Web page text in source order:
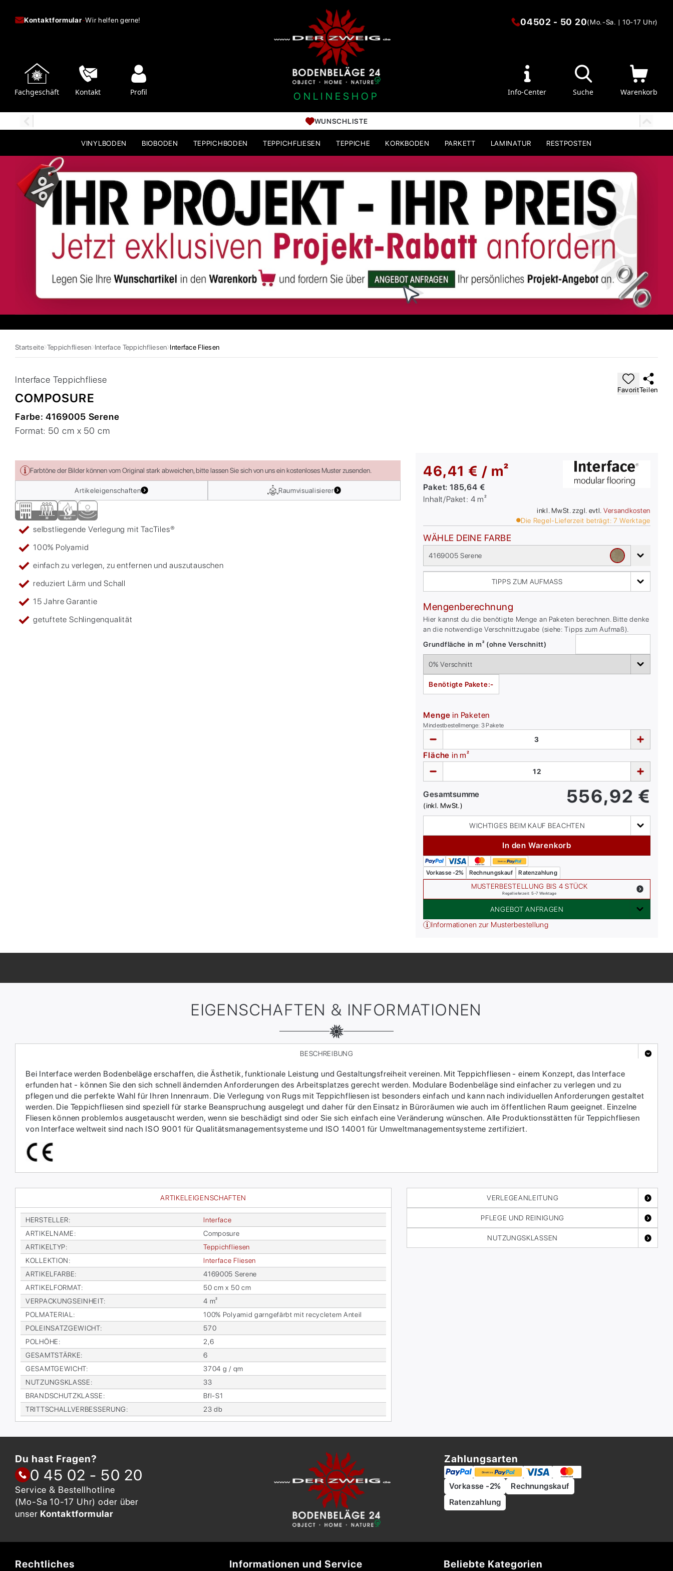
Kontaktformular-Wir helfen gerne!
Fachgeschäft Kontakt Profil ONLINESHOP
04502 - 50 20(Mo.-Sa. | 10-17 Uhr)
Info-Center Suche Warenkorb
WUNSCHLISTE
VINYLBODEN BIOBODEN TEPPICHBODEN TEPPICHFLIESEN TEPPICHE KORKBODEN PARKETT LAMINATUR RESTPOSTEN
Startseite Teppichfliesen Interface Teppichfliesen Interface Fliesen
Interface Teppichfliese
COMPOSURE
Farbe:4169005 Serene
Format: 50 cm x 50 cm
FavoritTeilen
Farbtöne der Bilder können vom Original stark abweichen, bitte lassen Sie sich von uns ein kostenloses Muster zusenden.
Artikeleigenschaften Raumvisualisierer
selbstliegende Verlegung mit TacTiles®
100% Polyamid
einfach zu verlegen, zu entfernen und auszutauschen
reduziert Lärm und Schall
15 Jahre Garantie
getuftete Schlingenqualität
46,41 € / m²
Paket: 185,64 €
Inhalt/Paket: 4 m²
inkl. MwSt. zzgl. evtl. Versandkosten
Die Regel-Lieferzeit beträgt: 7 Werktage
WÄHLE DEINE FARBE
4169005 Serene
TIPPS ZUM AUFMASS
Mengenberechnung
Hier kannst du die benötigte Menge an Paketen berechnen. Bitte denke
an die notwendige Verschnittzugabe (siehe: Tipps zum Aufmaß).
Grundfläche in m² (ohne Verschnitt)
Benötigte Pakete:-
Menge in Paketen
Mindestbestellmenge: 3Pakete
Fläche in m²
Gesamtsumme
(inkl. MwSt.) 556,92 €
WICHTIGES BEIM KAUF BEACHTEN
In den Warenkorb
Vorkasse -2% Rechnungskauf Ratenzahlung
MUSTERBESTELLUNG BIS 4 STÜCK
Regellieferzeit: 5-7 Werktage
ANGEBOT ANFRAGEN
Informationen zur Musterbestellung
EIGENSCHAFTEN & INFORMATIONEN
ARTIKELEIGENSCHAFTEN
HER­STEL­LER:
In­ter­face
AR­TI­KEL­NA­ME:
Com­po­sure
AR­TI­KEL­TYP:
Tep­pich­flie­sen
KOL­LEK­TI­ON:
In­ter­face Flie­sen
AR­TI­KEL­FAR­BE:
4169005 Se­re­ne
AR­TI­KEL­FOR­MAT:
50 cm x 50 cm
VER­PA­CKUNGS­EIN­HEIT:
4 m²
POL­MA­TE­RI­AL:
100% Po­ly­amid garn­ge­färbt mit re­cy­cle­tem An­teil
POL­EIN­SATZ­GE­WICHT:
570
POL­HÖ­HE:
2,6
GE­SAMT­STÄR­KE:
6
GE­SAMT­GE­WICHT:
3704 g / qm
NUT­ZUNGS­KLAS­SE:
33
BRAND­SCHUTZ­KLAS­SE:
Bfl-S1
TRITT­SCHALL­VER­BES­SE­RUNG: 23 db
BESCHREIBUNG
Bei Interface werden Bodenbeläge erschaffen, die Ästhetik, funktionale Leistung und Gestaltungsfreiheit vereinen. Mit Teppichfliesen - einem Konzept, das Interface
erfunden hat - können Sie den sich schnell ändernden Anforderungen des Arbeitsplatzes gerecht werden. Modulare Bodenbeläge sind einfacher zu verlegen und zu
pflegen und die perfekte Wahl für Ihren Innenraum.​ Die Verlegung von Rugs mit Teppichfliesen ist besonders einfach und kann nach individuellen Anforderungen gestaltet
werden.​ Die Teppichfliesen sind speziell für starke Beanspruchung ausgelegt und daher für den Einsatz in Büroräumen wie auch im öffentlichen Raum geeignet. Einzelne
Fliesen können problemlos ausgetauscht werden, wenn sie beschädigt sind oder Sie sich einfach eine Veränderung wünschen. Alle Produktionsstätten für Teppichfliesen
von Interface weltweit sind nach ISO 9001 für Qualitätsmanagementsysteme und ISO 14001 für Umweltmanagementsysteme zertifiziert.
VERLEGEANLEITUNG
PFLEGE UND REINIGUNG
NUTZUNGSKLASSEN
Du hast Fragen?
0 45 02 - 50 20
Service & Bestellhotline
(Mo-Sa 10-17 Uhr) oder über
unser Kontaktformular
Zahlungsarten
Vorkasse -2%
Rechnungskauf
Ratenzahlung
Rechtliches Informationen und Service Beliebte Kategorien